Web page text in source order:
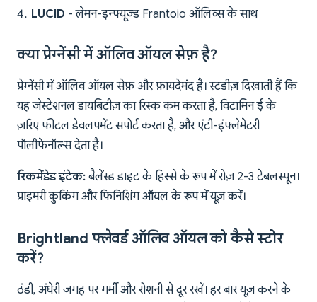
LUCID - लेमन-इन्फ्यूज्ड Frantoio ऑलिव्स के साथ
क्या प्रेग्नेंसी में ऑलिव ऑयल सेफ़ है?
प्रेग्नेंसी में ऑलिव ऑयल सेफ़ और फ़ायदेमंद है। स्टडीज़ दिखाती हैं कि
यह जेस्टेशनल डायबिटीज़ का रिस्क कम करता है, विटामिन ई के
ज़रिए फीटल डेवलपमेंट सपोर्ट करता है, और एंटी-इंफ्लेमेटरी
पॉलीफेनॉल्स देता है।
रिकमेंडेड इंटेक:बैलेंस्ड डाइट के हिस्से के रूप में रोज़ 2-3 टेबलस्पून।
प्राइमरी कुकिंग और फिनिशिंग ऑयल के रूप में यूज़ करें।
Brightland फ्लेवर्ड ऑलिव ऑयल को कैसे स्टोर
करें?
ठंडी, अंधेरी जगह पर गर्मी और रोशनी से दूर रखें। हर बार यूज़ करने के